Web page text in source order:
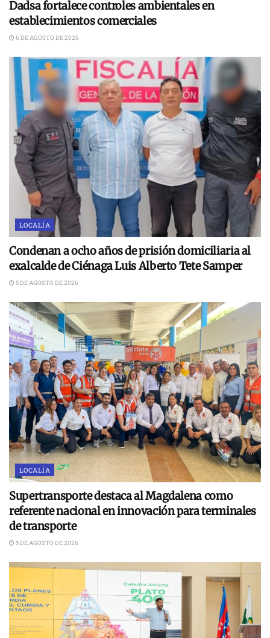
Dadsa fortalece controles ambientales en
establecimientos comerciales
6 DE AGOSTO DE 2026
LOCALÍA
Condenan a ocho años de prisión domiciliaria al
exalcalde de Ciénaga Luis Alberto Tete Samper
5 DE AGOSTO DE 2026
LOCALÍA
Supertransporte destaca al Magdalena como
referente nacional en innovación para terminales
de transporte
5 DE AGOSTO DE 2026